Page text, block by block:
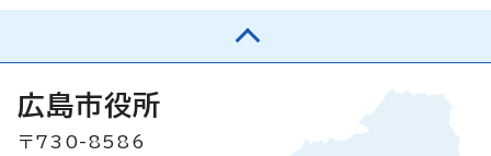
広島市役所
〒730-8586